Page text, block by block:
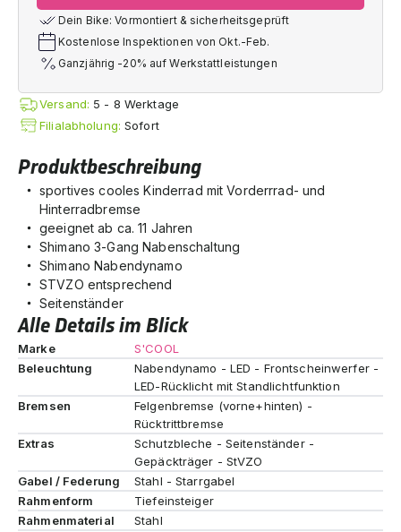
Produktbeschreibung
sportives cooles Kinderrad mit Vorderrrad- und
Hinterradbremse
geeignet ab ca. 11 Jahren
Shimano 3-Gang Nabenschaltung
Shimano Nabendynamo
STVZO entsprechend
Seitenständer
Alle Details im Blick
Marke
S'COOL
Beleuchtung
Nabendynamo - LED - Frontscheinwerfer -
LED-Rücklicht mit Standlichtfunktion
Bremsen
Felgenbremse (vorne+hinten) -
Rücktrittbremse
Extras
Schutzbleche - Seitenständer -
Gepäckträger - StVZO
Gabel / Federung
Stahl - Starrgabel
Rahmenform
Tiefeinsteiger
Rahmenmaterial
Stahl
Dein Bike: Vormontiert & sicherheitsgeprüft
Kostenlose Inspektionen von Okt.-Feb.
Ganzjährig -20% auf Werkstattleistungen
Versand: 5 - 8 Werktage
Filialabholung:Sofort